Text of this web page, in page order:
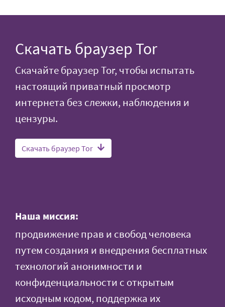
Скачать браузер Tor
Скачайте браузер Tor, чтобы испытать
настоящий приватный просмотр
интернета без слежки, наблюдения и
цензуры.
Скачать браузер Tor
Наша миссия:
продвижение прав и свобод человека
путем создания и внедрения бесплатных
технологий анонимности и
конфиденциальности с открытым
исходным кодом, поддержка их